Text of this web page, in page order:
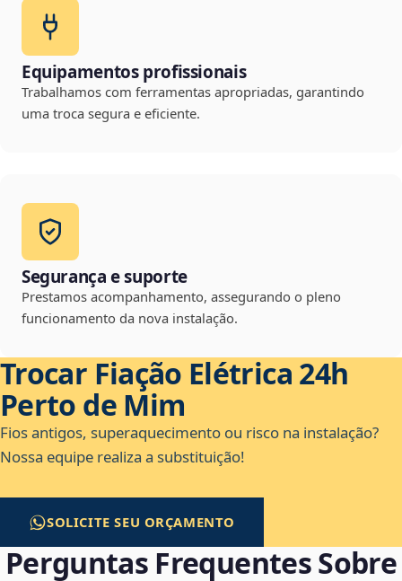
Equipamentos profissionais
Trabalhamos com ferramentas apropriadas, garantindo
uma troca segura e eficiente.
Segurança e suporte
Prestamos acompanhamento, assegurando o pleno
funcionamento da nova instalação.
Trocar Fiação Elétrica 24h
Perto de Mim
Fios antigos, superaquecimento ou risco na instalação?
Nossa equipe realiza a substituição!
SOLICITE SEU ORÇAMENTO
Perguntas Frequentes Sobre